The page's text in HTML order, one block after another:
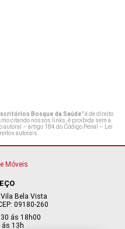
Bosque da Saúde" é de direito
citando nossos links, é proibida sem a
autoral – artigo 184 do Código Penal – Lei
autorais.
Bela Vista
09180-260
ás 18h00
ás 13h